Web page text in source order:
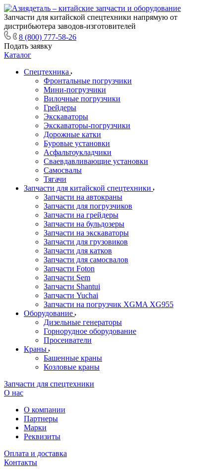
Запчасти для китайской спецтехники напрямую от
дистрибьютера заводов-изготовителей
8 (800) 777-58-26
Подать заявку
Каталог
Спецтехника
Фронтальные погрузчики
Мини-погрузчики
Вилочные погрузчики
Грейдеры
Экскаваторы
Экскаваторы-погрузчики
Дорожные катки
Буровые установки
Асфальтоукладчики
Сваевдавливающие установки
Самосвалы
Тягачи
Запчасти для китайской спецтехники
Запчасти на автокраны
Запчасти для погрузчиков
Запчасти на грейдеры
Запчасти на бульдозеры
Запчасти на экскаваторы
Запчасти для грузовиков
Запчасти для катков
Запчасти для самосвалов
Запчасти Foton
Запчасти Sem
Запчасти Shantui
Запчасти Yuchai
Запчасти на погрузчик XGMA XG955
Оборудование
Дизельные генераторы
Горнорудное оборудование
Просеиватели
Краны
Башенные краны
Козловые краны
Запчасти для спецтехники
О нас
О компании
Партнеры
Марки
Реквизиты
Оплата и доставка
Контакты